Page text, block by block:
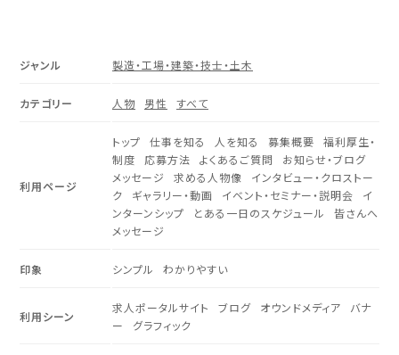
ジャンル 製造・工場・建築・技士・土木
カテゴリー 人物 男性 すべて
利用ページ
トップ 仕事を知る 人を知る 募集概要
福利厚生・
制度
応募方法 よくあるご質問
お知らせ・ブログ
メッセージ
求める人物像
インタビュー・クロストー
ク
ギャラリー・動画 イベント・セミナー・説明会
イ
ンターンシップ
とある一日のスケジュール
皆さんへ
メッセージ
印象 シンプル わかりやすい
利用シーン
求人ポータルサイト ブログ オウンドメディア
バナ
ー
グラフィック